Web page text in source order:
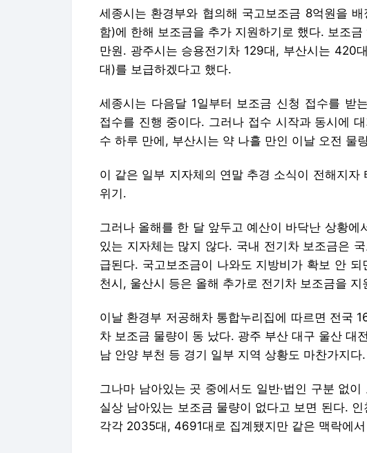
세종시는 환경부와 협의해 국고보조금 8억원을
함)에 한해 보조금을 추가 지원하기로 했다. 보조
만원. 광주시는 승용전기차 129대, 부산시는 420
대)를 보급하겠다고 했다.
세종시는 다음달 1일부터 보조금 신청 접수를 받
접수를 진행 중이다. 그러나 접수 시작과 동시에
수 하루 만에, 부산시는 약 나흘 만인 이날 오전 물
이 같은 일부 지자체의 연말 추경 소식이 전해지
위기.
그러나 올해를 한 달 앞두고 예산이 바닥난 상황
있는 지자체는 많지 않다. 국내 전기차 보조금은
급된다. 국고보조금이 나와도 지방비가 확보 안
천시, 울산시 등은 올해 추가로 전기차 보조금을
이날 환경부 저공해차 통합누리집에 따르면 전국
차 보조금 물량이 동 났다. 광주 부산 대구 울산 대
남 안양 부천 등 경기 일부 지역 상황도 마찬가지다.
그나마 남아있는 곳 중에서도 일반·법인 구분 없
실상 남아있는 보조금 물량이 없다고 보면 된다.
각각 2035대, 4691대로 집계됐지만 같은 맥락에